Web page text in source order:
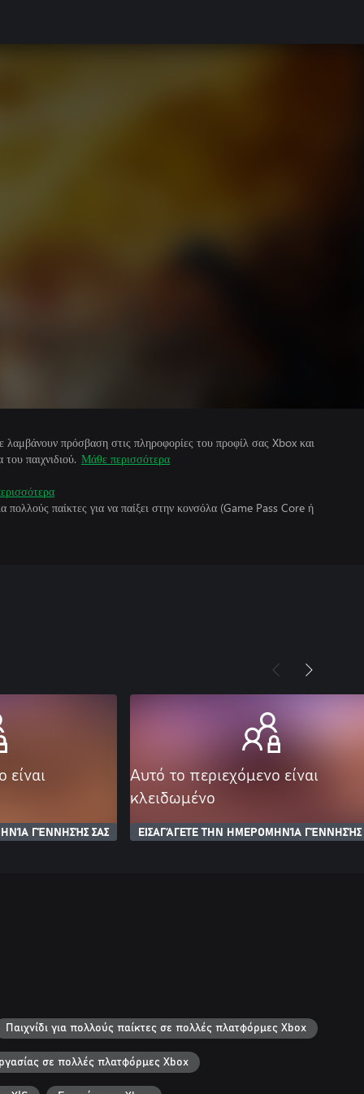
λαμβάνουν πρόσβαση στις πληροφορίες του προφίλ σας Xbox και
παιχνιδιού. Μάθε περισσότερα
πολλούς παίκτες για να παίξει στην κονσόλα (Game Pass Core ή
είναι
ΓΈΝΝΗΣΉΣ ΣΑΣ
Αυτό το περιεχόμενο είναι
κλειδωμένο
ΕΙΣΑΓΆΓΕΤΕ ΤΗΝ ΗΜΕΡΟΜΗΝΊΑ ΓΈΝΝΗΣΉΣ
Παιχνίδι για πολλούς παίκτες σε πολλές πλατφόρμες Xbox
σε πολλές πλατφόρμες Xbox